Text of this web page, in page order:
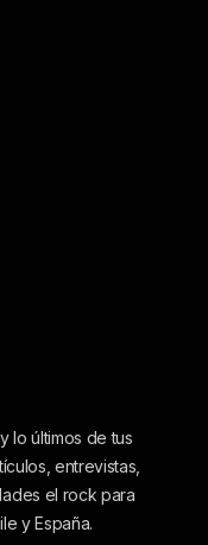
lo últimos de tus
entrevistas,
el rock para
y España.